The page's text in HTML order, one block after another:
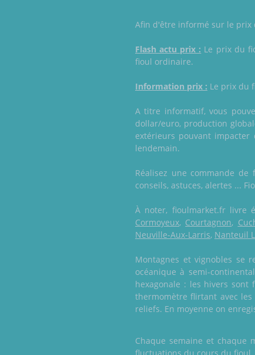
Afin d'être informé sur le prix
Flash actu prix : Le prix du
fioul ordinaire.
Information prix : Le prix du
A titre informatif, vous
dollar/euro, production
extérieurs pouvant
lendemain.
Réalisez une commande
conseils, astuces, alertes ...
À noter, fioulmarket.fr livre
Cormoyeux, Courtagnon,
Neuville-Aux-Larris, Nanteuil
Montagnes et vignobles se
océanique à semi-
hexagonale : les hivers sont
thermomètre flirtant avec
reliefs. En moyenne on
Chaque semaine et chaque